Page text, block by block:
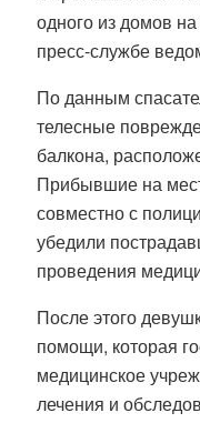
одного из домов
пресс-службе
По данным
телесные
балкона,
Прибывшие на
совместно с
убедили
проведения
После этого
помощи, которая
медицинское
лечения и